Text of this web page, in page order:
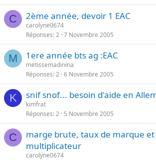
C 2ème année, devoir 1 EAC
carolyne0674
Réponses 2 7 Novembre 2005
M 1ere année bts ag :EAC
metissemadinina
Réponses 2 6 Novembre 2005
K snif snof... besoin d'aide en
kimfrat
Réponses 2 5 Novembre 2005
C
marge brute, taux de marque
multiplicateur
carolyne0674